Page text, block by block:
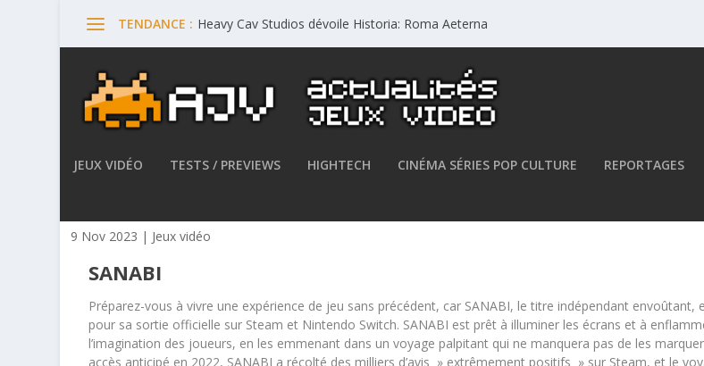
TENDANCE : Heavy Cav Studios dévoile Historia: Roma Aeterna
JEUX VIDÉO TESTS / PREVIEWS HIGHTECH CINÉMA SÉRIES POP CULTURE REPORTAGES
9 Nov 2023 | Jeux vidéo
SANABI
Préparez-vous à vivre une expérience de jeu sans précédent, car SANABI, le titre indépendant envoûtant,
pour sa sortie officielle sur Steam et Nintendo Switch. SANABI est prêt à illuminer les écrans et à
l’imagination des joueurs, en les emmenant dans un voyage palpitant qui ne manquera pas de les
accès anticipé en 2022, SANABI a récolté des milliers d’avis » extrêmement positifs » sur Steam, et le